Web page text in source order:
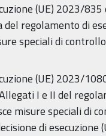
(UE) 2023/
regolamento di
speciali di
(UE) 2023/
I e II del
misure speciali di
di esecuzione